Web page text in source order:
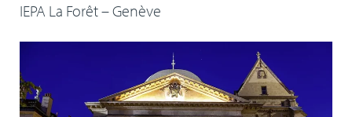
IEPA La Forêt – Genève